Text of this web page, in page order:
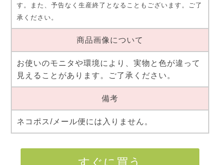
す。また、予告なく生産終了となることもございます。ご了
承ください。
商品画像について
お使いのモニタや環境により、実物と色が違って
見えることがあります。ご了承ください。
備考
ネコポス/メール便には入りません。
すぐに買う